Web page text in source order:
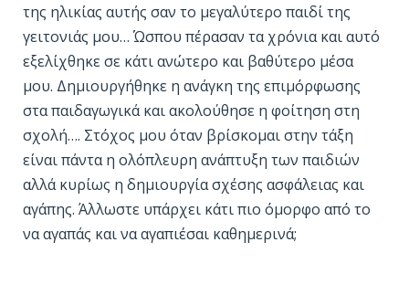
της ηλικίας αυτής σαν το μεγαλύτερο παιδί της
γειτονιάς μου… Ώσπου πέρασαν τα χρόνια και αυτό
εξελίχθηκε σε κάτι ανώτερο και βαθύτερο μέσα
μου. Δημιουργήθηκε η ανάγκη της επιμόρφωσης
στα παιδαγωγικά και ακολούθησε η φοίτηση στη
σχολή…. Στόχος μου όταν βρίσκομαι στην τάξη
είναι πάντα η ολόπλευρη ανάπτυξη των παιδιών
αλλά κυρίως η δημιουργία σχέσης ασφάλειας και
αγάπης. Άλλωστε υπάρχει κάτι πιο όμορφο από το
να αγαπάς και να αγαπιέσαι καθημερινά;